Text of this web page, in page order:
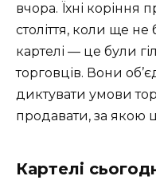
вчора. Їхні коріння
століття, коли ще не
картелі — це були
торговців. Вони
диктувати умови
продавати, за якою
Картелі